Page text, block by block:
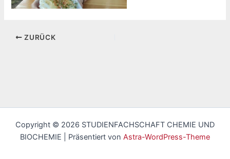
ZURÜCK
Copyright © 2026 STUDIENFACHSCHAFT CHEMIE UND
BIOCHEMIE | Präsentiert von Astra-WordPress-Theme